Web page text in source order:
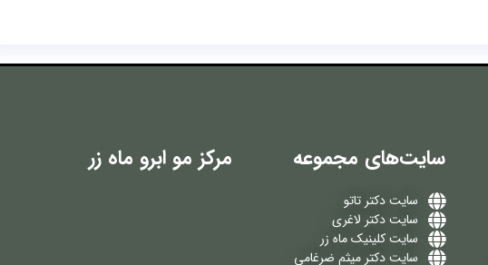
سایت‌های مجموعه
سایت دکتر تاتو
سایت دکتر لاغری
سایت کلینیک ماه زر
سایت دکتر میثم ضرغامی
مرکز مو ابرو ماه زر